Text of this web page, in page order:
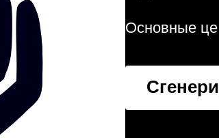
Основные це